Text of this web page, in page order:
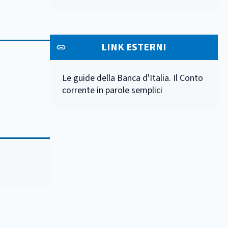
LINK ESTERNI
Le guide della Banca d'Italia. Il Conto
corrente in parole semplici